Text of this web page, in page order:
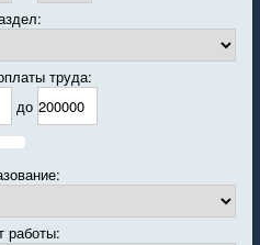
труда:
до
работы: